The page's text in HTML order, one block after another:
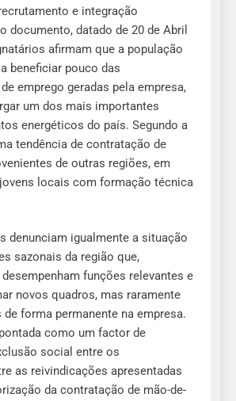
e integração
documento, datado de 20 de Abril
afirmam que a população
beneficiar pouco das
emprego geradas pela empresa,
um dos mais importantes
energéticos do país. Segundo a
tendência de contratação de
de outras regiões, em
locais com formação técnica
denunciam igualmente a situação
sazonais da região que,
funções relevantes e
novos quadros, mas raramente
forma permanente na empresa.
como um factor de
social entre os
as reivindicações apresentadas
da contratação de mão-de-